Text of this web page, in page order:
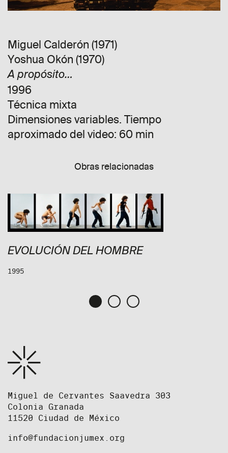
Miguel Calderón (1971)
Yoshua Okón (1970)
A propósito…
1996
Técnica mixta
Dimensiones variables. Tiempo
aproximado del video: 60 min
Obras relacionadas
EVOLUCIÓN DEL HOMBRE
1995
Miguel de Cervantes Saavedra 303
Colonia Granada
11520 Ciudad de México
info@fundacionjumex.org